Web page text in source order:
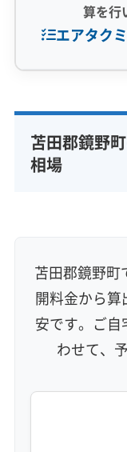
算を行
エアタク
完全分解洗浄 部
資格保有スタッフ
エコ洗剤使用
ア
地域密着型
フラ
利便性・サービス
定額料金 複数台
苫田郡鏡野
相場
苫田郡鏡野町
開料金から算
安です。ご
わせて、